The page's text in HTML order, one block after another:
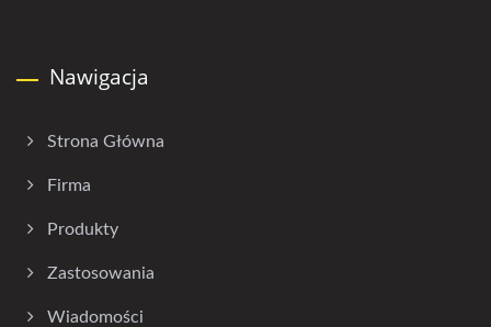
Nawigacja
Strona Główna
Firma
Produkty
Zastosowania
Wiadomości